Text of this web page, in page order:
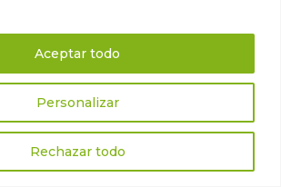
Personalizar
Rechazar todo
Aceptar todo
Angebot anfragen
Ankunftsdatum*